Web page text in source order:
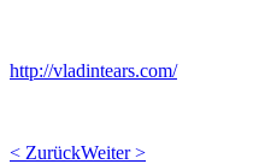
http://vladintears.com/
< ZurückWeiter >